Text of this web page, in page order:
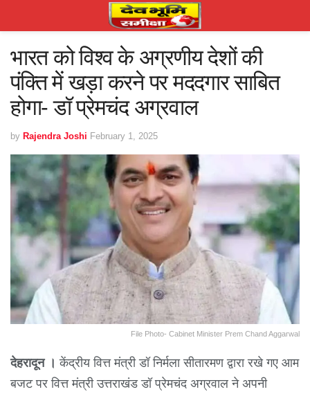
भारत को विश्व के अग्रणीय देशों की
पंक्ति में खड़ा करने पर मददगार साबित
होगा- डॉ प्रेमचंद अग्रवाल
by Rajendra Joshi February 1, 2025
File Photo- Cabinet Minister Prem Chand Aggarwal
देहरादून । केंद्रीय वित्त मंत्री डॉ निर्मला सीतारमण द्वारा रखे गए आम
बजट पर वित्त मंत्री उत्तराखंड डॉ प्रेमचंद अग्रवाल ने अपनी